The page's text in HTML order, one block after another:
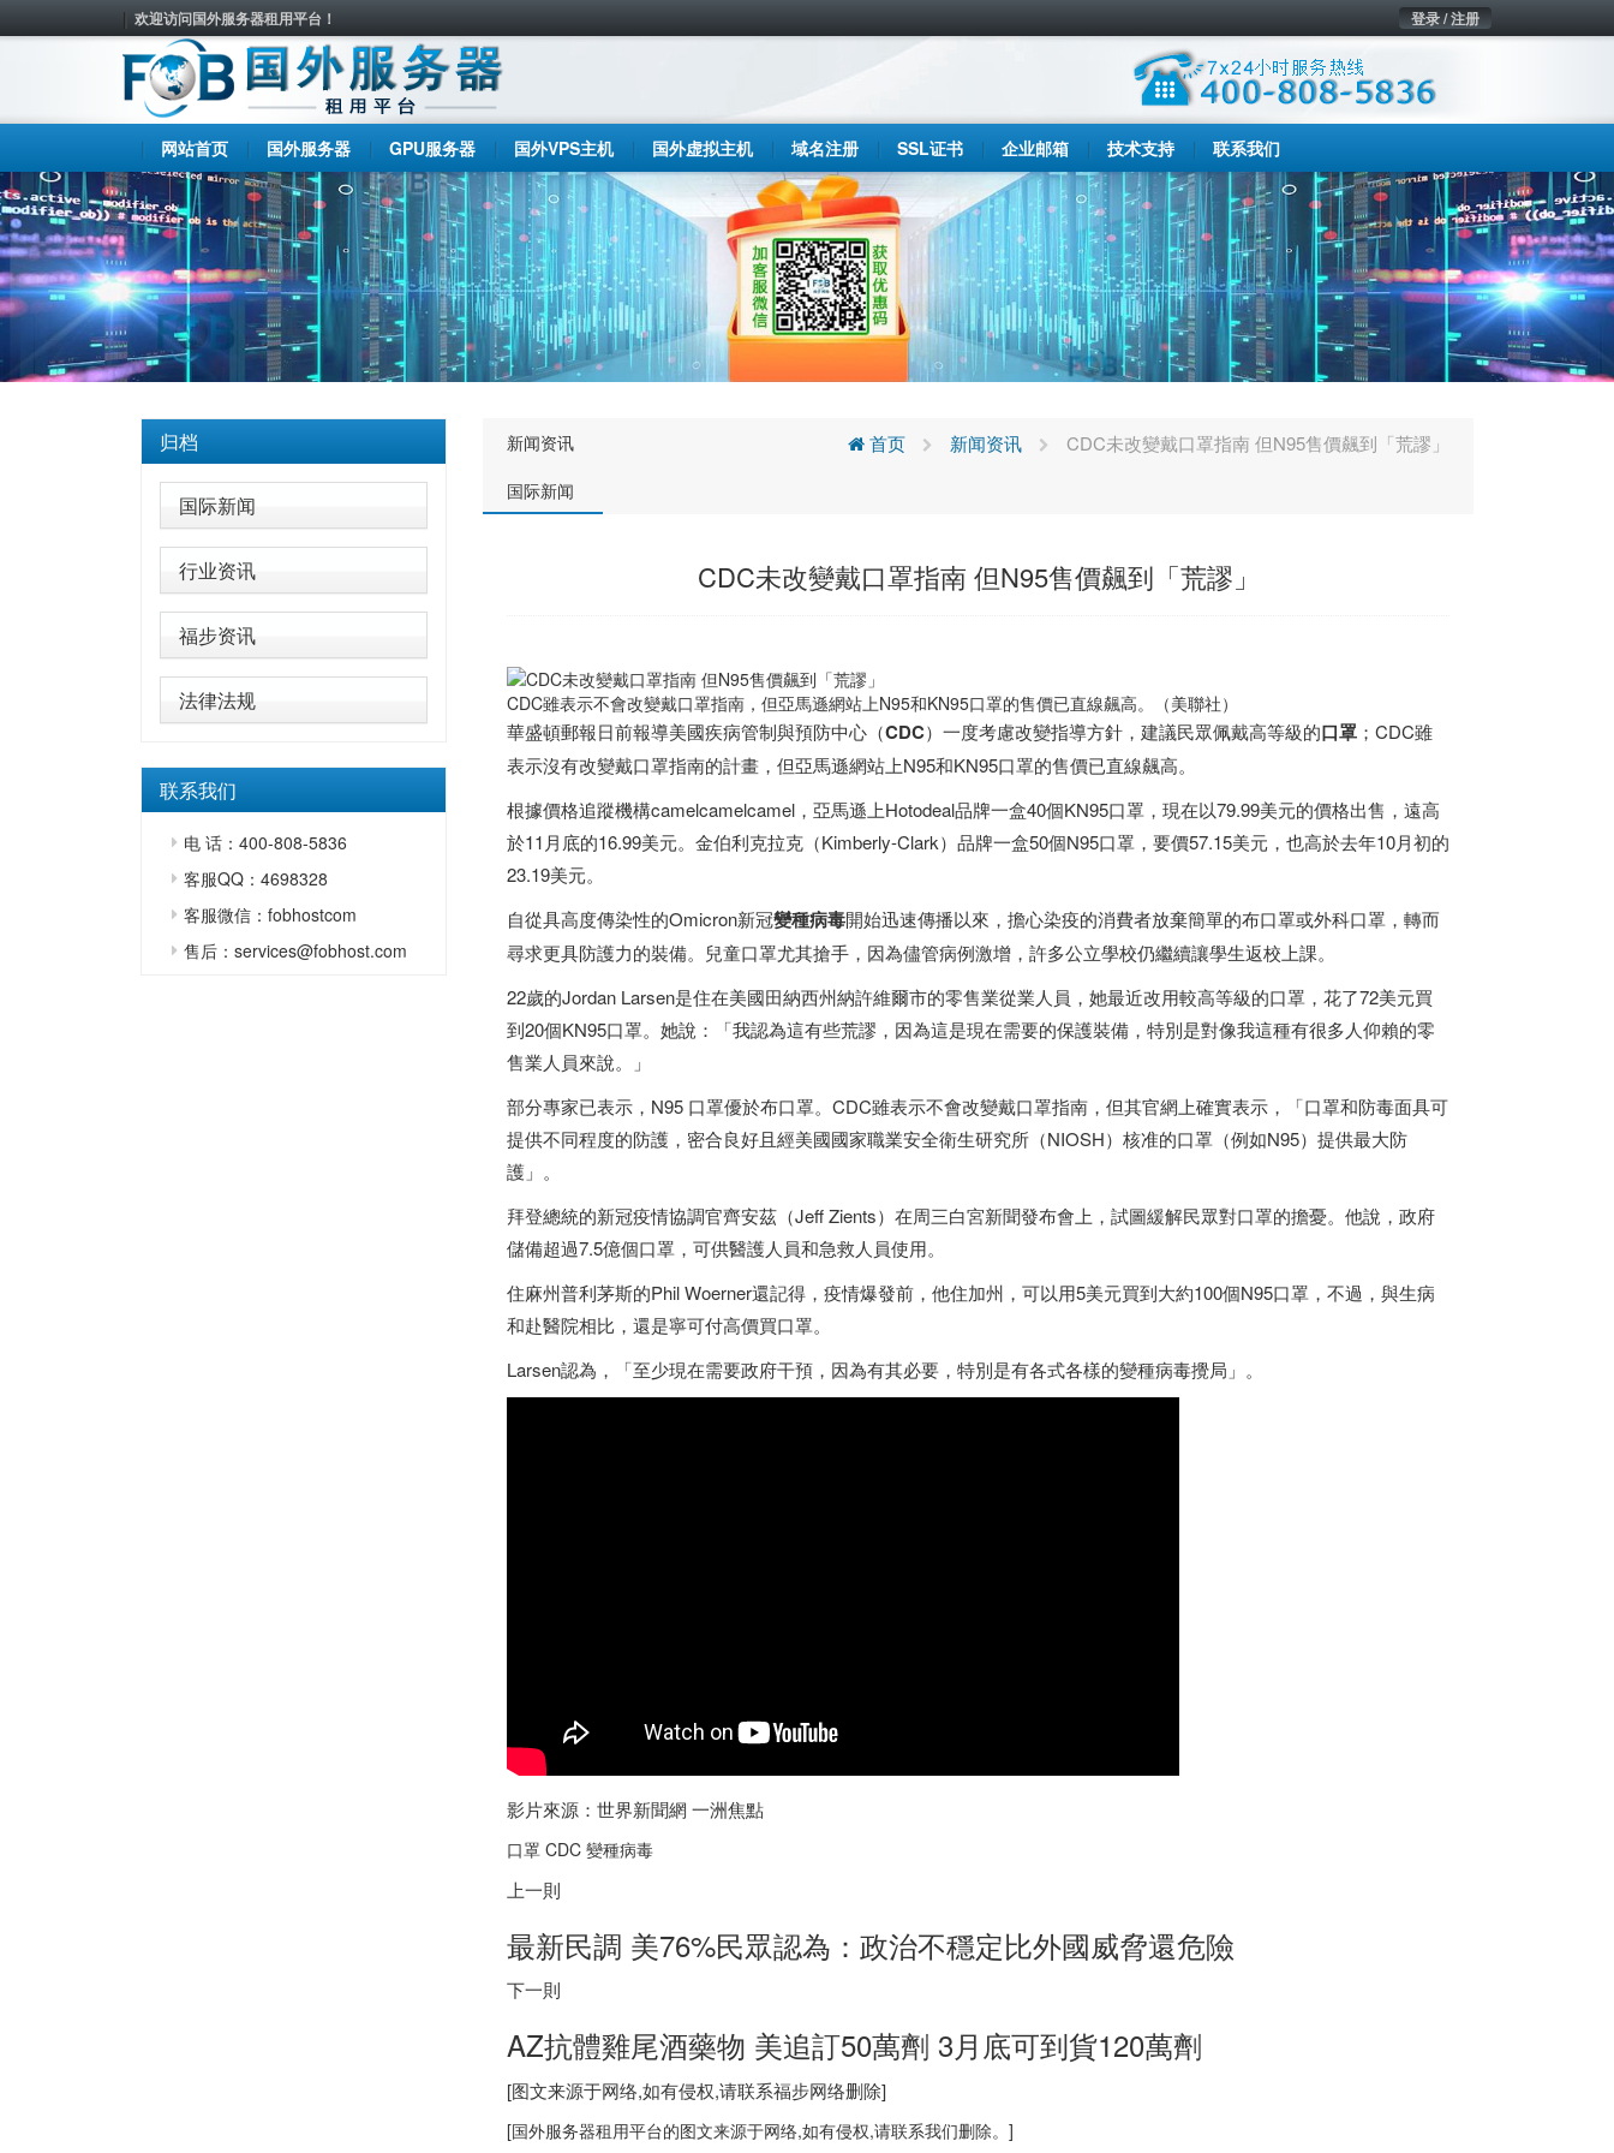
欢迎访问国外服务器租用平台！ 登录 / 注册
网站首页 国外服务器 GPU服务器 国外VPS主机 国外虚拟主机 域名注册 SSL证书 企业邮箱 技术支持 联系我们
归档
国际新闻
行业资讯
福步资讯
法律法规
联系我们
电 话：400-808-5836
客服QQ：4698328
客服微信：fobhostcom
售后：services@fobhost.com
新闻资讯
国际新闻
首页 新闻资讯 CDC未改變戴口罩指南 但N95售價飆到「荒謬」
CDC未改變戴口罩指南 但N95售價飆到「荒謬」
CDC雖表示不會改變戴口罩指南，但亞馬遜網站上N95和KN95口罩的售價已直線飆高。（美聯社）
華盛頓郵報日前報導美國疾病管制與預防中心（CDC）一度考慮改變指導方針，建議民眾佩戴高等級的口罩 ；CDC雖
表示沒有改變戴口罩指南的計畫，但亞馬遜網站上N95和KN95口罩的售價已直線飆高。
根據價格追蹤機構camelcamelcamel，亞馬遜上Hotodeal品牌一盒40個KN95口罩，現在以79.99美元的價格出售，遠高
於11月底的16.99美元。金伯利克拉克（Kimberly-Clark）品牌一盒50個N95口罩，要價57.15美元，也高於去年10月初的
23.19美元。
自從具高度傳染性的Omicron新冠變種病毒開始迅速傳播以來，擔心染疫的消費者放棄簡單的布口罩或外科口罩，轉而
尋求更具防護力的裝備。兒童口罩尤其搶手，因為儘管病例激增，許多公立學校仍繼續讓學生返校上課。
22歲的Jordan Larsen是住在美國田納西州納許維爾市的零售業從業人員，她最近改用較高等級的口罩，花了72美元買
到20個KN95口罩。她說：「我認為這有些荒謬，因為這是現在需要的保護裝備，特別是對像我這種有很多人仰賴的零
售業人員來說。」
部分專家已表示，N95 口罩優於布口罩。CDC雖表示不會改變戴口罩指南，但其官網上確實表示，「口罩和防毒面具可
提供不同程度的防護，密合良好且經美國國家職業安全衛生研究所（NIOSH）核准的口罩（例如N95）提供最大防
護」。
拜登總統的新冠疫情協調官齊安茲（Jeff Zients）在周三白宮新聞發布會上，試圖緩解民眾對口罩的擔憂。他說，政府
儲備超過7.5億個口罩，可供醫護人員和急救人員使用。
住麻州普利茅斯的Phil Woerner還記得，疫情爆發前，他住加州，可以用5美元買到大約100個N95口罩，不過，與生病
和赴醫院相比，還是寧可付高價買口罩。
Larsen認為，「至少現在需要政府干預，因為有其必要，特別是有各式各樣的變種病毒攪局」。
影片來源：世界新聞網 一洲焦點
口罩 CDC 變種病毒
上一則
最新民調 美76%民眾認為：政治不穩定比外國威脅還危險
下一則
AZ抗體雞尾酒藥物 美追訂50萬劑 3月底可到貨120萬劑
[图文来源于网络,如有侵权,请联系福步网络删除]
[国外服务器租用平台的图文来源于网络,如有侵权,请联系我们删除。]